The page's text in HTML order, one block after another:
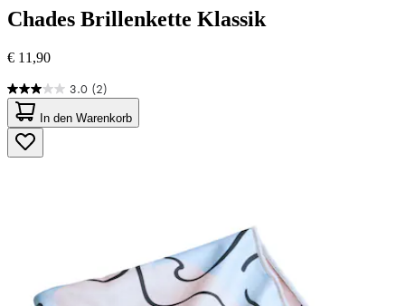
Chades Brillenkette Klassik
€ 11,90
3.0 (2)
3.0
von
5
Sternen.
2
In den Warenkorb